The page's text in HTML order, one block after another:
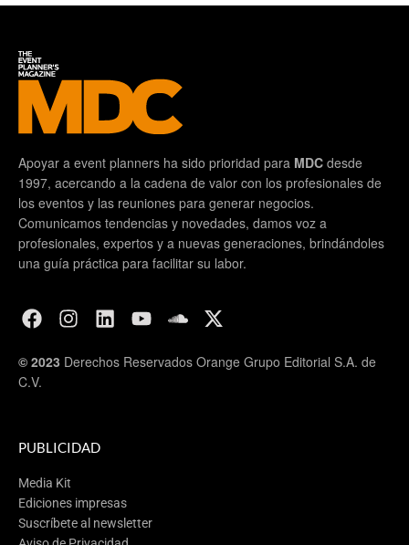
Apoyar a event planners ha sido prioridad para MDC desde
1997, acercando a la cadena de valor con los profesionales de
los eventos y las reuniones para generar negocios.
Comunicamos tendencias y novedades, damos voz a
profesionales, expertos y a nuevas generaciones, brindándoles
una guía práctica para facilitar su labor.
© 2023 Derechos Reservados Orange Grupo Editorial S.A. de
C.V.
PUBLICIDAD
Media Kit
Ediciones impresas
Suscríbete al newsletter